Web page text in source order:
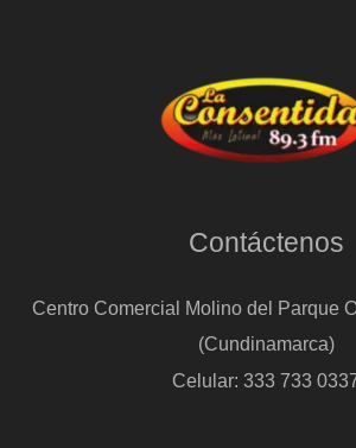
Contáctenos
Centro Comercial Molino del Parque
(Cundinamarca)
Celular: 333 733